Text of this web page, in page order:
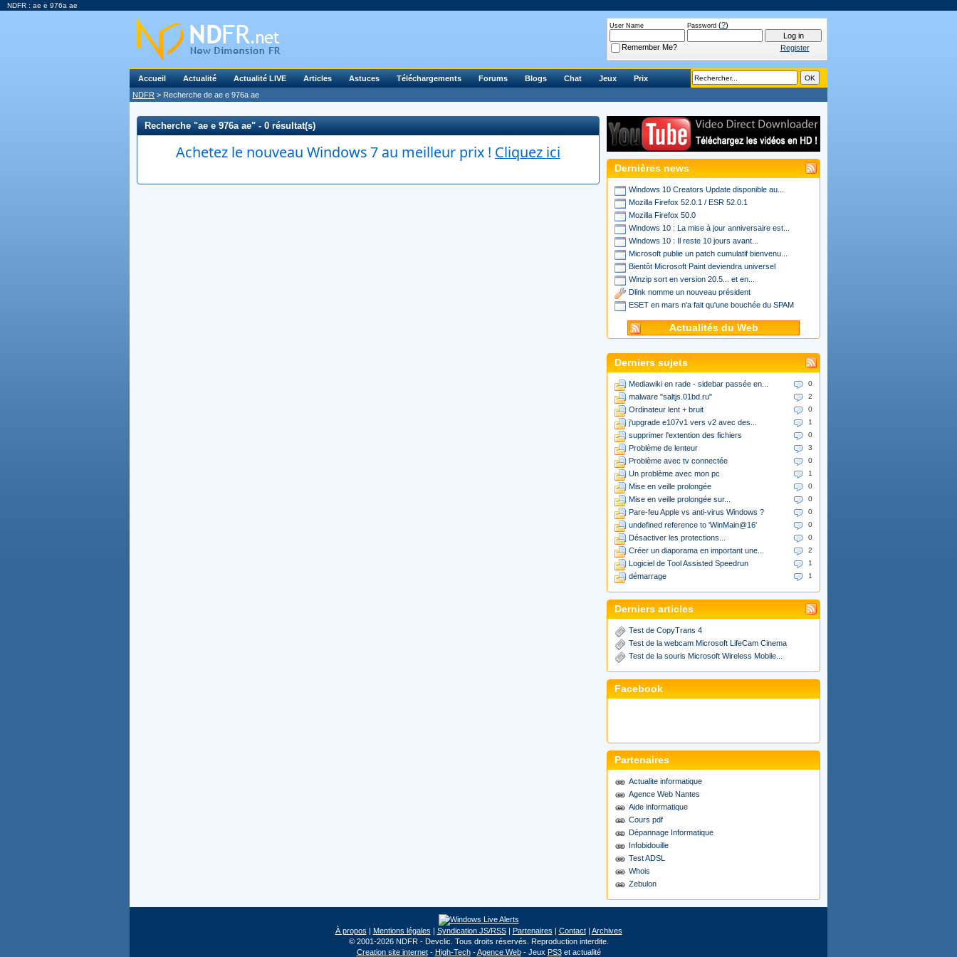
NDFR : ae e 976a ae
Accueil Actualité Actualité LIVE Articles Astuces Téléchargements Forums Blogs Chat Jeux
Prix
NDFR > Recherche de ae e 976a ae
User Name Password (?)
Remember Me? Register
Recherche "ae e 976a ae" - 0 résultat(s)
Achetez le nouveau Windows 7 au meilleur prix ! Cliquez ici
Dernières news
Windows 10 Creators Update disponible au...
Mozilla Firefox 52.0.1 / ESR 52.0.1
Mozilla Firefox 50.0
Windows 10 : La mise à jour anniversaire est...
Windows 10 : Il reste 10 jours avant...
Microsoft publie un patch cumulatif bienvenu...
Bientôt Microsoft Paint deviendra universel
Winzip sort en version 20.5... et en...
Dlink nomme un nouveau président
ESET en mars n'a fait qu'une bouchée du SPAM
Actualités du Web
Derniers sujets
0
Mediawiki en rade - sidebar passée en...
2
malware "saltjs.01bd.ru"
0
Ordinateur lent + bruit
1
j'upgrade e107v1 vers v2 avec des...
0
supprimer l'extention des fichiers
3
Problème de lenteur
0
Problème avec tv connectée
1
Un problème avec mon pc
0
Mise en veille prolongée
0
Mise en veille prolongée sur...
0
Pare-feu Apple vs anti-virus Windows ?
0
undefined reference to 'WinMain@16'
0
Désactiver les protections...
2
Créer un diaporama en important une...
1
Logiciel de Tool Assisted Speedrun
1
démarrage
Derniers articles
Test de CopyTrans 4
Test de la webcam Microsoft LifeCam Cinema
Test de la souris Microsoft Wireless Mobile...
Facebook
Partenaires
Actualite informatique
Agence Web Nantes
Aide informatique
Cours pdf
Dépannage Informatique
Infobidouille
Test ADSL
Whois
Zebulon
À propos | Mentions légales | Syndication JS/RSS| Partenaires | Contact| Archives
© 2001-2026 NDFR - Devclic. Tous droits réservés. Reproduction interdite.
Creation site internet- High-Tech-Agence Web- Jeux PS3et actualité